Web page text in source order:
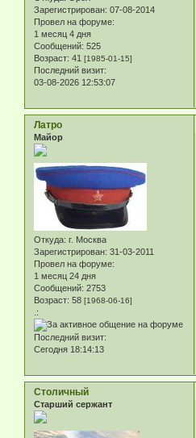
Зарегистрирован: 07-08-2014
Провел на форуме:
1 месяц 4 дня
Сообщений: 525
Возраст: 41 [1985-01-15]
Последний визит:
03-08-2026 12:53:07
Латро
Майор
Откуда: г. Москва
Зарегистрирован: 31-03-2011
Провел на форуме:
1 месяц 24 дня
Сообщений: 2753
Возраст: 58 [1968-06-16]
.:
Последний визит:
Сегодня 18:14:13
Столичный
Старший сержант